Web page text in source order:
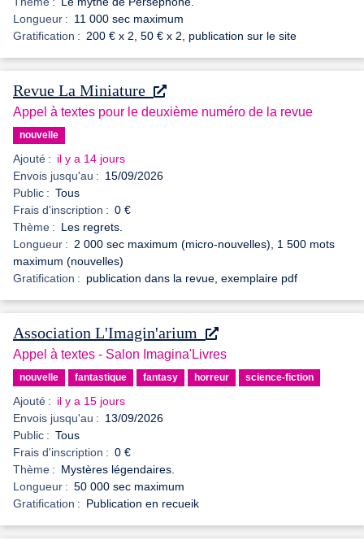
Longueur : 11 000 sec maximum
Gratification : 200 € x 2, 50 € x 2, publication sur le site
Revue La Miniature
Appel à textes pour le deuxième numéro de la revue
nouvelle
Ajouté : il y a 14 jours
Envois jusqu'au : 15/09/2026
Public : Tous
Frais d'inscription : 0 €
Thème : Les regrets.
Longueur : 2 000 sec maximum (micro-nouvelles), 1 500 mots
maximum (nouvelles)
Gratification : publication dans la revue, exemplaire pdf
Association L'Imagin'arium
Appel à textes - Salon Imagina'Livres
nouvelle fantastique fantasy horreur science-fiction
Ajouté : il y a 15 jours
Envois jusqu'au : 13/09/2026
Public : Tous
Frais d'inscription : 0 €
Thème : Mystères légendaires.
Longueur : 50 000 sec maximum
Gratification : Publication en recueik